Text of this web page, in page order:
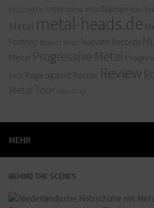
HELLOWEEN Interview Iron Maiden Köln
Metal metal-heads.de
Portnoy Modern Metal Napalm Records
Metal Progressive Metal
RAGE Rage against Racism Review
Metal Tour Video Vinyl
MEHR
BEHIND THE SCENES